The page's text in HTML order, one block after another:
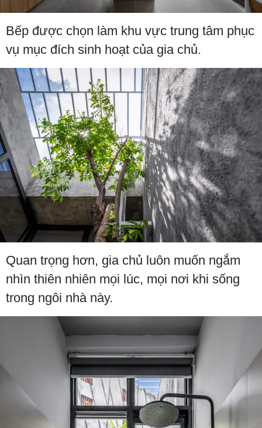
Bếp được chọn làm khu vực trung tâm phục
vụ mục đích sinh hoạt của gia chủ.
Quan trọng hơn, gia chủ luôn muốn ngắm
nhìn thiên nhiên mọi lúc, mọi nơi khi sống
trong ngôi nhà này.